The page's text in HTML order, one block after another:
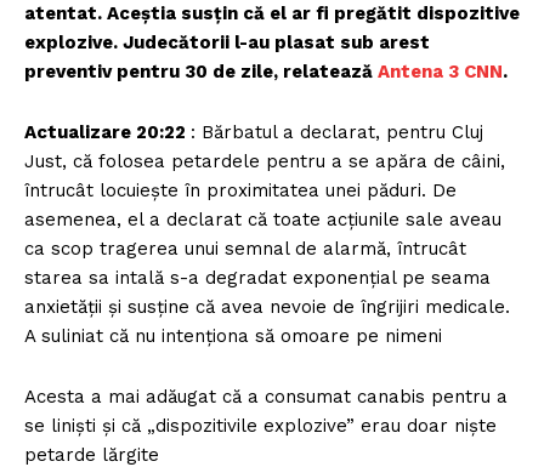
atentat. Aceștia susțin că el ar fi pregătit dispozitive
explozive. Judecătorii l-au plasat sub arest
preventiv pentru 30 de zile, relatează Antena 3 CNN.
Actualizare 20:22 : Bărbatul a declarat, pentru Cluj
Just, că folosea petardele pentru a se apăra de câini,
întrucât locuiește în proximitatea unei păduri. De
asemenea, el a declarat că toate acțiunile sale aveau
ca scop tragerea unui semnal de alarmă, întrucât
starea sa intală s-a degradat exponențial pe seama
anxietății și susține că avea nevoie de îngrijiri medicale.
A suliniat că nu intenționa să omoare pe nimeni
Acesta a mai adăugat că a consumat canabis pentru a
se liniști și că „dispozitivile explozive” erau doar niște
petarde lărgite